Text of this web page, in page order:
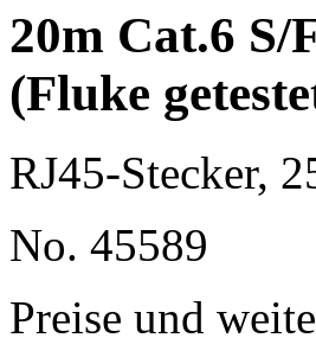
20m Cat.6
(Fluke
RJ45-Stecker,
No. 45589
Preise und